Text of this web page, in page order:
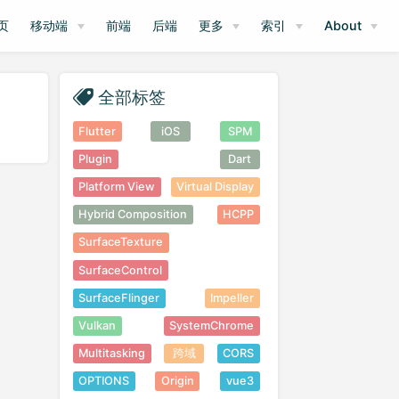
移动端 前端 后端 更多 索引 About
全部标签
Flutter iOS SPM
Plugin Dart
Platform View Virtual Display
Hybrid Composition HCPP
SurfaceTexture
SurfaceControl
SurfaceFlinger Impeller
Vulkan SystemChrome
Multitasking 跨域 CORS
OPTIONS Origin vue3